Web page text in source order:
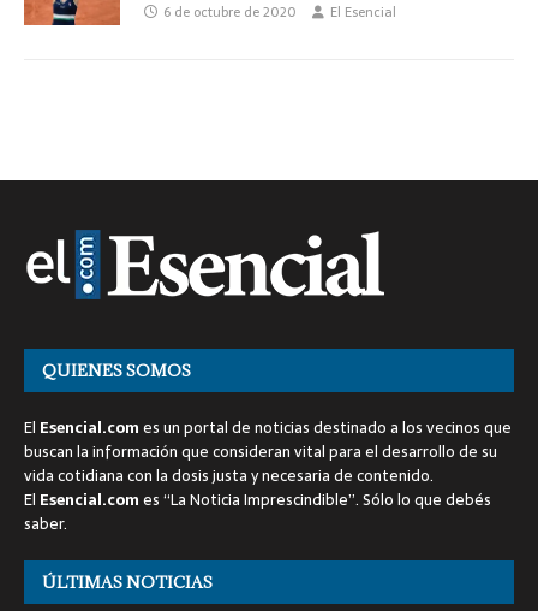
6 de octubre de 2020 El Esencial
QUIENES SOMOS
El Esencial.comes un portal de noticias destinado a los vecinos que
buscan la información que consideran vital para el desarrollo de su
vida cotidiana con la dosis justa y necesaria de contenido.
El Esencial.comes “La Noticia Imprescindible”. Sólo lo que debés
saber.
ÚLTIMAS NOTICIAS